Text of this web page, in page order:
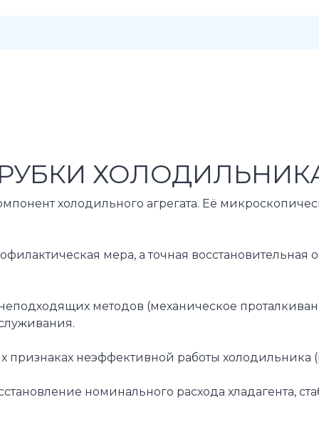
холодильного агрегата. Её
мера, а точная
методов (механическое
неэффективной работы холодильника
номинального расхода хладагента,